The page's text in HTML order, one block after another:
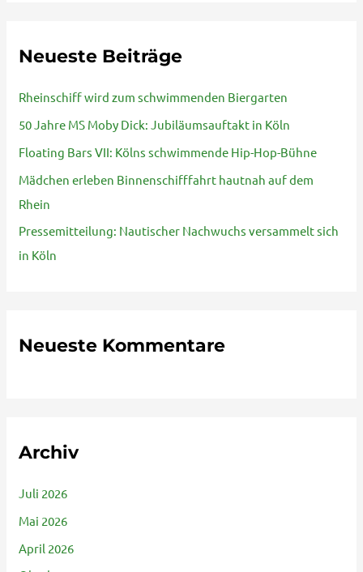
e
n
a
c
h
:
Neueste Beiträge
Rheinschiff wird zum schwimmenden Biergarten
50 Jahre MS Moby Dick: Jubiläumsauftakt in Köln
Floating Bars VII: Kölns schwimmende Hip-Hop-Bühne
Mädchen erleben Binnenschifffahrt hautnah auf dem
Rhein
Pressemitteilung: Nautischer Nachwuchs versammelt sich
in Köln
Neueste Kommentare
Archiv
Juli 2026
Mai 2026
April 2026